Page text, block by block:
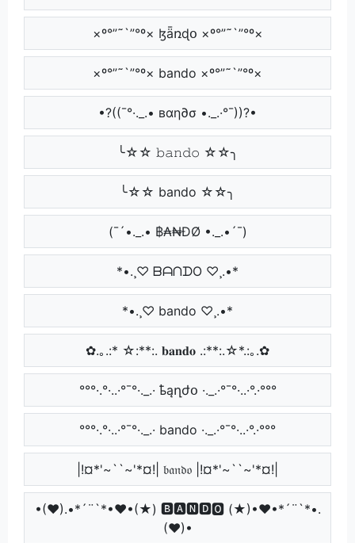
×º°”˜`”°º× ɮǟռɖօ ×º°”˜`”°º×
×º°”˜`”°º× bando ×º°”˜`”°º×
•?((¯°·._.• вαη∂σ •._.·°¯))?•
╰☆☆ 𝚋𝚊𝚗𝚍𝚘 ☆☆╮
╰☆☆ bando ☆☆╮
(¯´•._.• ฿₳₦ĐØ •._.•´¯)
*•.¸♡ ᗷᗩᑎᗪO ♡¸.•*
*•.¸♡ bando ♡¸.•*
✿.｡.:* ☆:**:. 𝐛𝐚𝐧𝐝𝐨 .:**:.☆*.:｡.✿
°°°·.°·..·°¯°·._.· ҍąղժօ ·._.·°¯°·..·°.·°°°
°°°·.°·..·°¯°·._.· bando ·._.·°¯°·..·°.·°°°
|!¤*'~``~'*¤!| 𝔟𝔞𝔫𝔡𝔬 |!¤*'~``~'*¤!|
•(♥).•*´¨`*•♥•(★) 🅱🅰🅽🅳🅾 (★)•♥•*´¨`*•.
(♥)•